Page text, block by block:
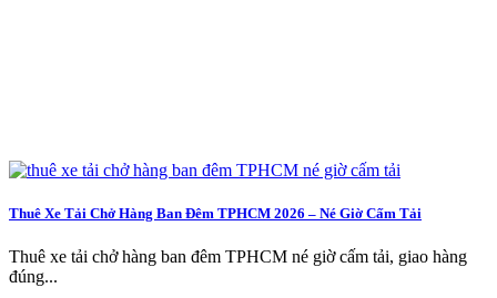
Thuê Xe Tải Chở Hàng Ban Đêm TPHCM 2026 – Né Giờ Cấm Tải
Thuê xe tải chở hàng ban đêm TPHCM né giờ cấm tải, giao hàng
đúng...